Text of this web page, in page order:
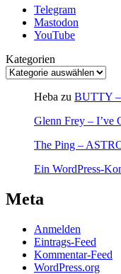
Telegram
Mastodon
YouTube
Kategorien
Heba zu BUTTY –
Glenn Frey –
The Ping –
Ein WordPress-
Meta
Anmelden
Eintrags-Feed
Kommentar-Feed
WordPress.org